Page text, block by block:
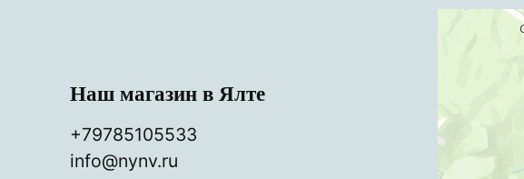
Наш магазин в Ялте
+79785105533
info@nynv.ru